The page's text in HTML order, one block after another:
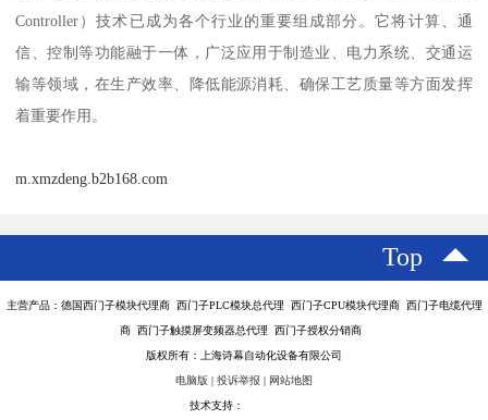
Controller）技术已成为各个行业的重要组成部分。它将计算、通
信、控制等功能融于一体，广泛应用于制造业、电力系统、交通运
输等领域，在生产效率、降低能源消耗、确保工艺质量等方面发挥
着重要作用。
m.xmzdeng.b2b168.com
Top
主营产品：德国西门子模块代理商 西门子PLC模块总代理 西门子CPU模块代理商 西门子电缆代理
商 西门子触摸屏变频器总代理 西门子授权分销商
版权所有：上海诗幕自动化设备有限公司
电脑版 | 投诉举报 | 网站地图
技术支持：